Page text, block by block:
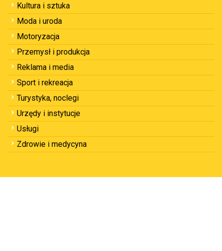
Kultura i sztuka
Moda i uroda
Motoryzacja
Przemysł i produkcja
Reklama i media
Sport i rekreacja
Turystyka, noclegi
Urzędy i instytucje
Usługi
Zdrowie i medycyna